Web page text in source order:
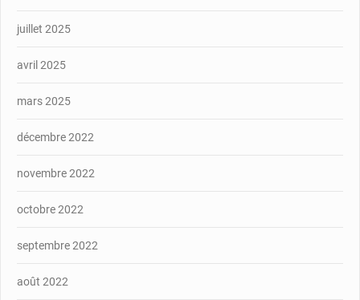
juillet 2025
avril 2025
mars 2025
décembre 2022
novembre 2022
octobre 2022
septembre 2022
août 2022